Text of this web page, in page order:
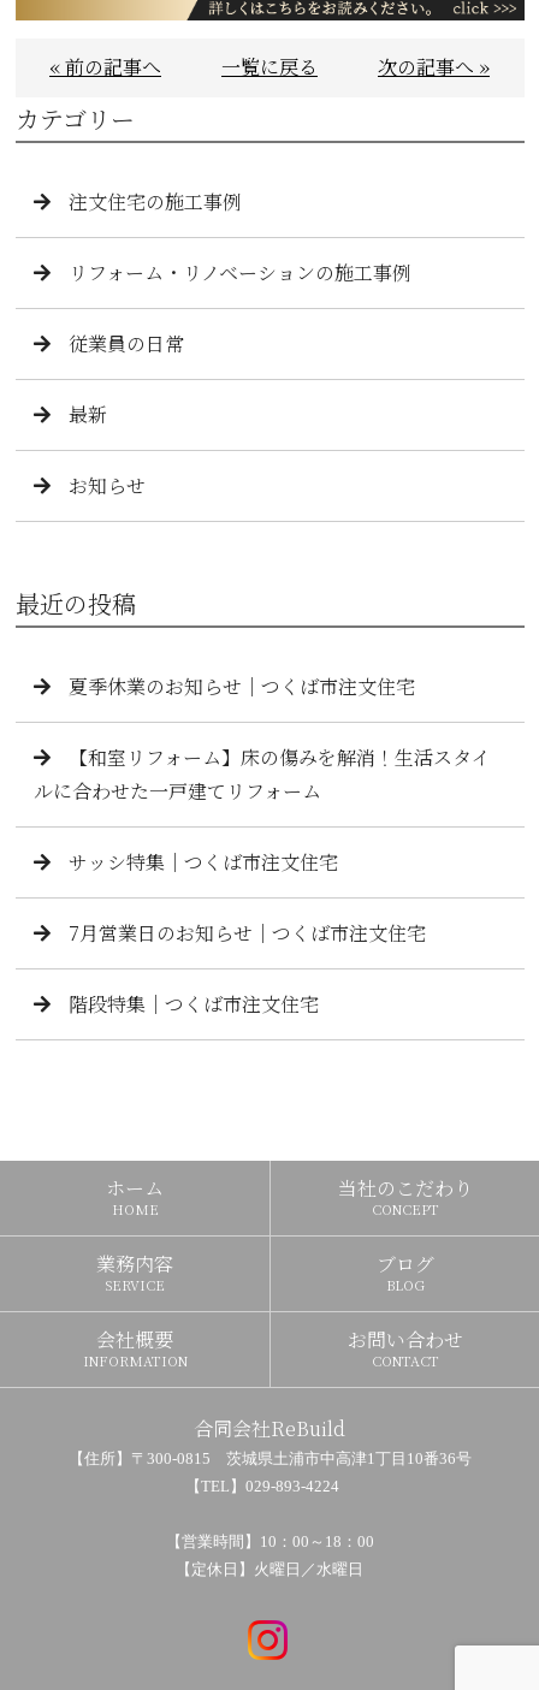
« 前の記事へ 一覧に戻る 次の記事へ »
カテゴリー
注文住宅の施工事例
リフォーム・リノベーションの施工事例
従業員の日常
最新
お知らせ
最近の投稿
夏季休業のお知らせ｜つくば市注文住宅
【和室リフォーム】床の傷みを解消！生活スタイ
ルに合わせた一戸建てリフォーム
サッシ特集｜つくば市注文住宅
7月営業日のお知らせ｜つくば市注文住宅
階段特集｜つくば市注文住宅
ホーム
HOME
当社のこだわり
CONCEPT
業務内容
SERVICE
ブログ
BLOG
会社概要
INFORMATION
お問い合わせ
CONTACT
合同会社ReBuild
【住所】〒300-0815 茨城県土浦市中高津1丁目10番36号
【TEL】029-893-4224
【営業時間】10：00～18：00
【定休日】火曜日／水曜日